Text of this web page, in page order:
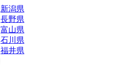
新潟県
長野県
富山県
石川県
福井県